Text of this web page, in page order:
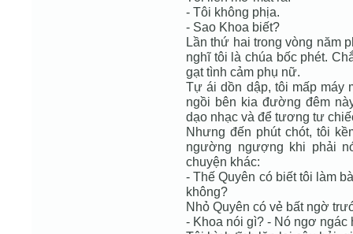
- Tôi không phịa.
- Sao Khoa biết?
Lần thứ hai trong vòng năm
nghĩ tôi là chúa bốc phét.
gạt tình cảm phụ nữ.
Tự ái dồn dập, tôi mấp máy
ngồi bên kia đường đêm
dạo nhạc và để tương tư
Nhưng đến phút chót, tôi
ngường ngượng khi phải
chuyện khác:
- Thế Quyên có biết tôi làm
không?
Nhỏ Quyên có vẻ bất ngờ
- Khoa nói gì? - Nó ngơ ngác